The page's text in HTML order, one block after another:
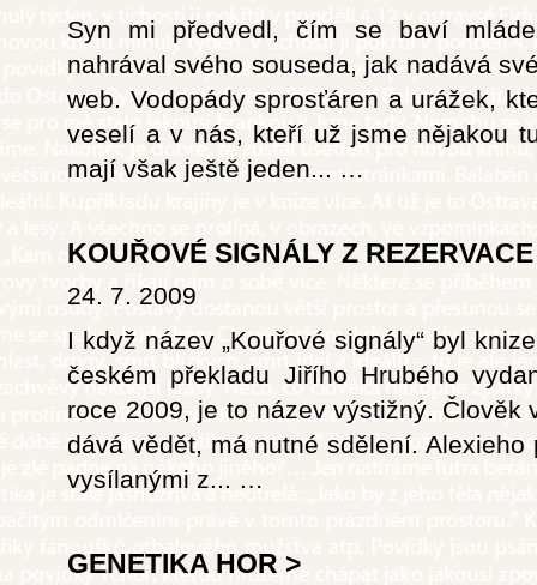
Syn mi předvedl, čím se baví
nahrával svého souseda, jak nadává
web. Vodopády sprosťáren a urážek,
veselí a v nás, kteří už jsme nějakou
mají však ještě jeden... …
KOUŘOVÉ SIGNÁLY Z REZERVACE
24. 7. 2009
I když název „Kouřové signály“ byl
českém překladu Jiřího Hrubého
roce 2009, je to název výstižný.
dává vědět, má nutné sdělení.
vysílanými z... …
GENETIKA HOR >